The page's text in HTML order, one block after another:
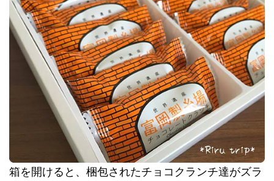
箱を開けると、梱包されたチョコクランチ達がズラ